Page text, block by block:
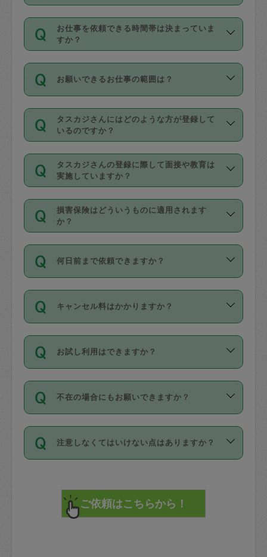
ル登録時にはご入力いただかなくても大
丈夫です。
デビットカード・プリペイドカード（Vプ
リカ、au WALLETなど）は支払にはご利
銀行振込や現金払いも対応していませ
なお、タスカジさんの交通費も、依頼料
金のご請求と合わせてお支払いとなりま
動計算で表示されます。
ポット」よりお得な料金でご利用できま
す。
定期の最低利用回数は設けていない代わ
りに、一定数を超えたキャンセルは有償
（例：毎週定期の場合は３回以上のキャ
ンセルが有償（1200円、隔週定期の場合
は２回以上のキャンセルが有償（1200
交通費は依頼料金とは別途発生し、依頼
料金のご請求と合わせてお支払いとなり
ます。交通費の金額は「依頼の詳細」に
お仕事を依頼できる時間帯は決まっていま
すか？
時間帯は3種類あります。いずれも１回あ
たり３時間です。
・ＡＭ ９時～１２時
・ＰＭ １３時～１６時
・夜 １８時～２１時
開始時間を２時間前後変更することが可
能です。依頼送信後、個別にタスカジさ
んにメッセージを送り調整してくださ
い。ただし、２時間を越えての調整はで
時間も被らない場合、損害保険の対象外
お願いできるお仕事の範囲は？
掃除、整理収納、洗濯、買い物、料理、
作り置きです。タスカジさんによってで
きる仕事の範囲が異なりますので、依頼
する前にタスカジさんのプロフィールで
確認してください。
基本的に、高所での作業や危険作業、屋
外での作業は対象外です。
タスカジさんにはどのような方が登録して
いるのですか？
主婦として長年の家事経験をお持ちの
方、栄養士・調理師といった資格者で保
育園や学校の給食やレストランで料理関
係の専門職に従事されていた方、日本で
すでにハウスキーパーや英語の先生とし
てお仕事をしているフィリピン出身の
社員など様々なバックグラウンドの方が
登録しています。
日本語も話せる方など様々です。
ールに記載していますので、各自の得意
を依頼してください。
タスカジさんの登録に際して面接や教育は
実施していますか？
応募の際に、各自事務局との面接と説明
を行っています。その後、身分証明書の
写真提出をしていただいています。外国
確認しています。タスカジさんトレーニ
ング動画を使ったセルフトレーニングの
現場トライアルを受け、合格したタスカ
ジさんが活動されています。
※テストセンターの講評は１件目のレビュ
参考
【詳細】タスカジさんの登録に際
損害保険はどういうものに適用されます
か？
依頼者とタスカジさんとの間でタスカジ
を通して成立した作業時間内での作業に
適用されます。作業範囲は、掃除、洗
です。作業中に物を壊したり、人にけが
をさせたりした場合が対象で、補償金額
す。
写真を撮り、
詳細FAQ：
損害賠償保険について教えて
何日前まで依頼できますか？
ご依頼は、現在を起点に3日後（72時間
以降）の日時から受付可能となっていま
す。
タスカジさんへ「募集」をかけることが
可能です。
キャンセル料はかかりますか？
キャンセル料には、以下の2種類がありま
す。
1. 直前キャンセル（定期、スポット契約
共通）
72時間を超える※と、以下のキャンセル
料が発生します。
直前キャンセル料：
72時間前〜24時間前＝依頼料金の50%
お試し利用はできますか？
「お試し利用」というメニューはありま
せんが、「一回のみ」依頼を活用するこ
とによって、気に入ったタスカジさんを
まず、条件の合う気になるタスカジさ
みてください。
その後、一番気に入ったタスカジさんに
不在の場合にもお願いできますか？
不在の場合の作業はタスカジさんの同意
が必要です。数回の依頼ののち、タスカ
ジさんと依頼者の間で十分な信頼関係が
てください。
不在時に部屋に入るためにタスカジさん
注意しなくてはいけない点はありますか？
で、必ず鍵のかかるロッカーや金庫に入
れて依頼者の責任の元管理するよう心掛
けてください。